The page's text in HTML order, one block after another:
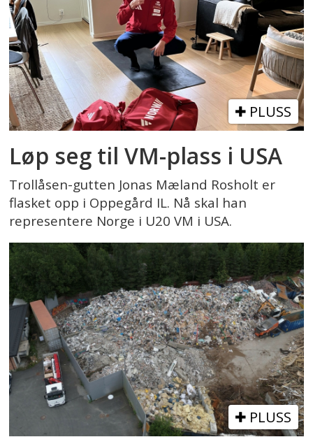
PLUSS
Løp seg til VM-plass i USA
Trollåsen-gutten Jonas Mæland Rosholt er
flasket opp i Oppegård IL. Nå skal han
representere Norge i U20 VM i USA.
PLUSS